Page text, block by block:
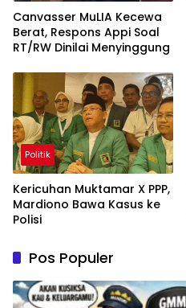
Canvasser MuLIA Kecewa
Berat, Respons Appi Soal
RT/RW Dinilai Menyinggung
Politik
Kericuhan Muktamar X PPP,
Mardiono Bawa Kasus ke
Polisi
Pos Populer